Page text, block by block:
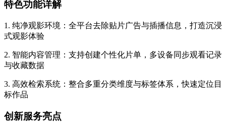
特色功能详解
1. 纯净观影环境：全平台去除贴片广告与插播信息，打造沉浸
式观影体验
2. 智能内容管理：支持创建个性化片单，多设备同步观看记录
与收藏数据
3. 高效检索系统：整合多重分类维度与标签体系，快速定位目
标作品
创新服务亮点